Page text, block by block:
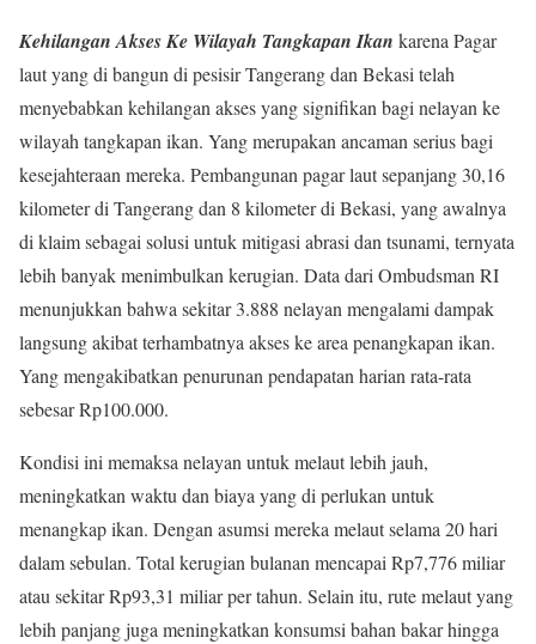
Kehilangan Akses Ke Wilayah Tangkapan Ikan karena Pagar
laut yang di bangun di pesisir Tangerang dan Bekasi telah
menyebabkan kehilangan akses yang signifikan bagi nelayan ke
wilayah tangkapan ikan. Yang merupakan ancaman serius bagi
kesejahteraan mereka. Pembangunan pagar laut sepanjang 30,16
kilometer di Tangerang dan 8 kilometer di Bekasi, yang awalnya
di klaim sebagai solusi untuk mitigasi abrasi dan tsunami, ternyata
lebih banyak menimbulkan kerugian. Data dari Ombudsman RI
menunjukkan bahwa sekitar 3.888 nelayan mengalami dampak
langsung akibat terhambatnya akses ke area penangkapan ikan.
Yang mengakibatkan penurunan pendapatan harian rata-rata
sebesar Rp100.000.
Kondisi ini memaksa nelayan untuk melaut lebih jauh,
meningkatkan waktu dan biaya yang di perlukan untuk
menangkap ikan. Dengan asumsi mereka melaut selama 20 hari
dalam sebulan. Total kerugian bulanan mencapai Rp7,776 miliar
atau sekitar Rp93,31 miliar per tahun. Selain itu, rute melaut yang
lebih panjang juga meningkatkan konsumsi bahan bakar hingga